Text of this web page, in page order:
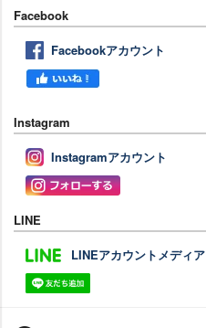
Facebook
Facebookアカウント
Instagram
Instagramアカウント
LINE
LINEアカウントメディア